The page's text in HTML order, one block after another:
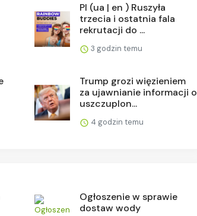
Pl (ua | en ) Ruszyła
trzecia i ostatnia fala
rekrutacji do ...
3 godzin temu
Trump grozi więzieniem
za ujawnianie informacji o
uszczuplon...
4 godzin temu
Ogłoszenie w sprawie
dostaw wody